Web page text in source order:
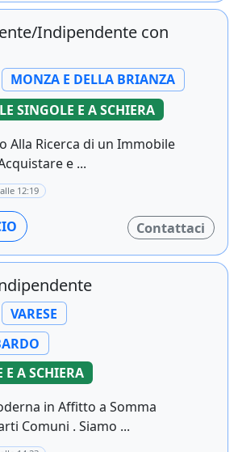
Indipendente con
MONZA E DELLA BRIANZA
SINGOLE E A SCHIERA
Alla Ricerca di un Immobile
e ...
12:19
Contattaci
VARESE
E A SCHIERA
in Affitto a Somma
Comuni . Siamo ...